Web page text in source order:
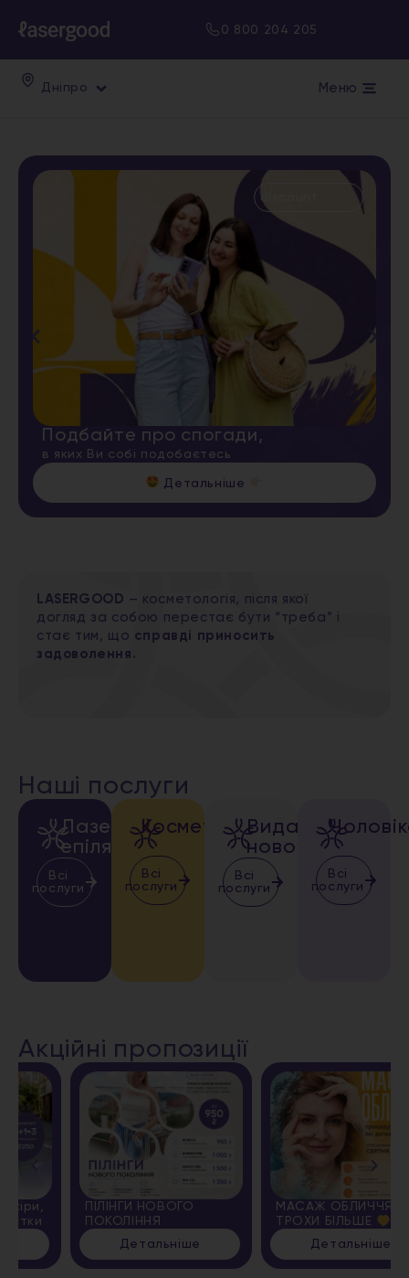
0 800 204 205
Дніпро Меню
discount
Подбайте про спогади,
в яких Ви собі подобаєтесь
Детальніше
LASERGOOD – косметологія, після якої
догляд за собою перестає бути “треба” і
стає тим, що справді приносить
задоволення.
Наші послуги
Лазерна
епіляція
Всі
послуги
Косметологія
Всі
послуги
Видалення
новоутворень
Всі
послуги
Всі
послуги
Акційні пропозиції
ПІЛІНГИ НОВОГО
ПОКОЛІННЯ
Детальніше
МАСАЖ ОБЛИЧЧЯ + ЩЕ
ТРОХИ БІЛЬШЕ
Детальніше